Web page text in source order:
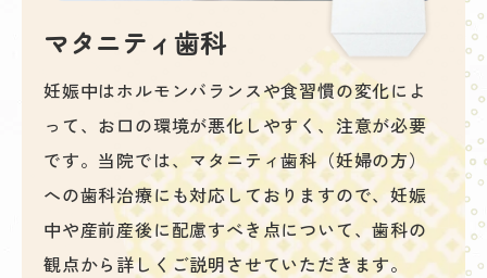
マタニティ歯科
妊娠中はホルモンバランスや食習慣の変化によ
って、お口の環境が悪化しやすく、注意が必要
です。当院では、マタニティ歯科（妊婦の方）
への歯科治療にも対応しておりますので、妊娠
中や産前産後に配慮すべき点について、歯科の
観点から詳しくご説明させていただきます。